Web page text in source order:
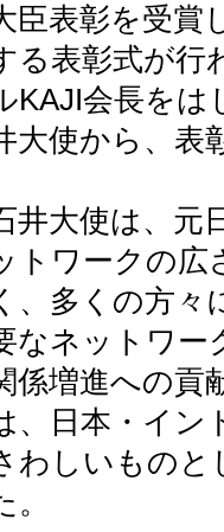
臣表彰を受賞
る表彰式が行
KAJI会長をは
大使から、表
井大使は、元
トワークの広
、多くの方々
なネットワー
係増進への貢
、日本・イン
わしいものと
。